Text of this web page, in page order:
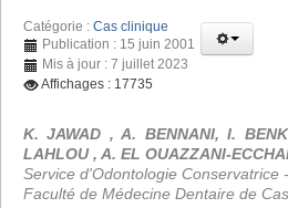
Catégorie : Cas clinique
Publication : 15 juin 2001
Mis à jour : 7 juillet 2023
Affichages : 17735
K. JAWAD , A. BENNANI, I.
LAHLOU , A. EL OUAZZANI-
Service d'Odontologie Conservatrice
Faculté de Médecine Dentaire de